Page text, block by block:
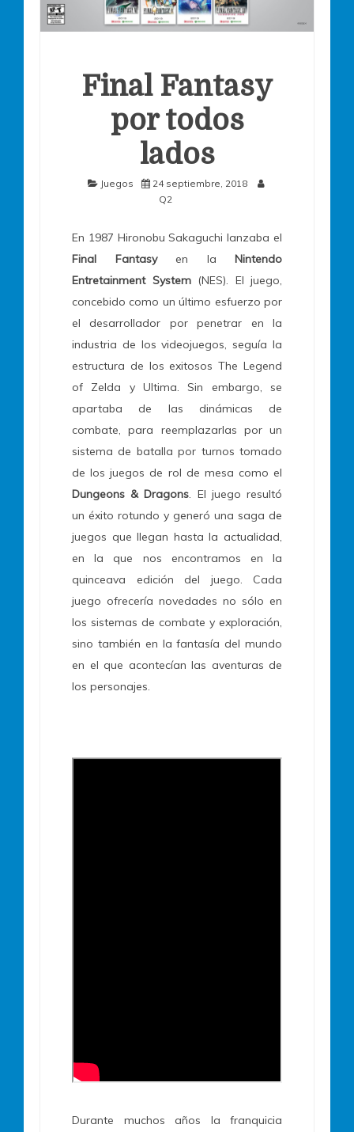
Final Fantasy
por todos
lados
Juegos
24 septiembre, 2018
Q2
En 1987 Hironobu Sakaguchi lanzaba el
Final Fantasyen la Nintendo
Entretainment System(NES). El juego,
concebido como un último esfuerzo por
el desarrollador por penetrar en la
industria de los videojuegos, seguía la
estructura de los exitosos The Legend
of Zelda y Ultima. Sin embargo, se
apartaba de las dinámicas de
combate, para reemplazarlas por un
sistema de batalla por turnos tomado
de los juegos de rol de mesa como el
Dungeons & Dragons. El juego resultó
un éxito rotundo y generó una saga de
juegos que llegan hasta la actualidad,
en la que nos encontramos en la
quinceava edición del juego. Cada
juego ofrecería novedades no sólo en
los sistemas de combate y exploración,
sino también en la fantasía del mundo
en el que acontecían las aventuras de
los personajes.
Durante muchos años la franquicia